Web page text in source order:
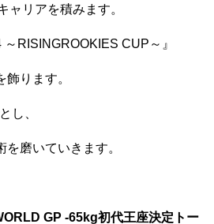
ャリアを積みます。
RISINGROOKIES CUP～』
ります。
とし、
磨いていきます。
GP -65kg初代王座決定トー